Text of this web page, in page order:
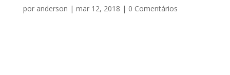
por anderson | mar 12, 2018 | 0 Comentários